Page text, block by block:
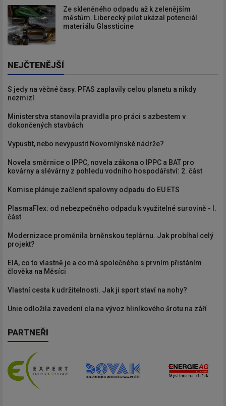
Ze skleněného odpadu až k zelenějším
městům. Liberecký pilot ukázal potenciál
materiálu Glassticine
NEJČTENĚJŠÍ
S jedy na věčné časy. PFAS zaplavily celou planetu a nikdy
nezmizí
Ministerstva stanovila pravidla pro práci s azbestem v
dokončených stavbách
Vypustit, nebo nevypustit Novomlýnské nádrže?
Novela směrnice o IPPC, novela zákona o IPPC a BAT pro
kovárny a slévárny z pohledu vodního hospodářství: 2. část
Komise plánuje začlenit spalovny odpadu do EU ETS
PlasmaFlex: od nebezpečného odpadu k využitelné surovině - I.
část
Modernizace proměnila brněnskou teplárnu. Jak probíhal celý
projekt?
EIA, co to vlastně je a co má společného s prvním přistáním
člověka na Měsíci
Vlastní cesta k udržitelnosti. Jak ji sport staví na nohy?
Unie odložila zavedení cla na vývoz hliníkového šrotu na září
PARTNEŘI